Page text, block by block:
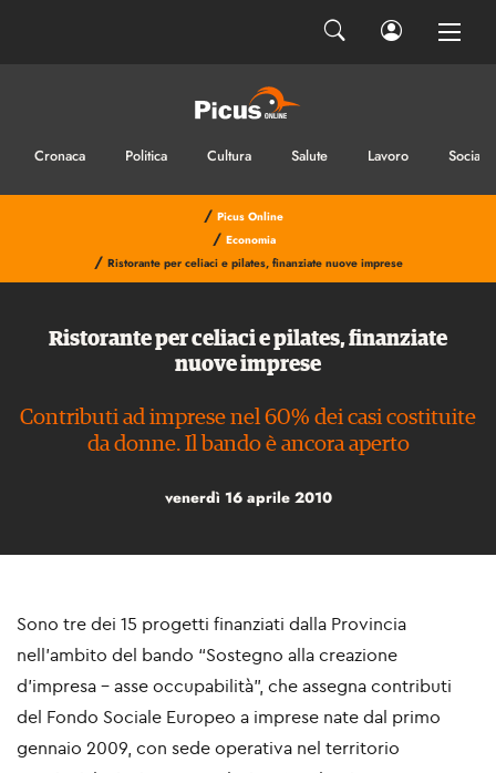
Cronaca Politica Cultura Salute Lavoro Sociale
/ Picus Online
/ Economia
/ Ristorante per celiaci e pilates, finanziate nuove imprese
Ristorante per celiaci e pilates, finanziate
nuove imprese
Contributi ad imprese nel 60% dei casi costituite
da donne. Il bando è ancora aperto
venerdì 16 aprile 2010
Sono tre dei 15 progetti finanziati dalla Provincia
nell’ambito del bando “Sostegno alla creazione
d’impresa – asse occupabilità”, che assegna contributi
del Fondo Sociale Europeo a imprese nate dal primo
gennaio 2009, con sede operativa nel territorio